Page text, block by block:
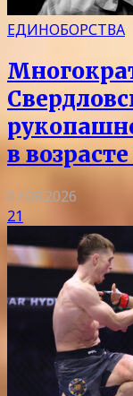
ЕДИНОБОРСТВА
в
07.08.2026
21